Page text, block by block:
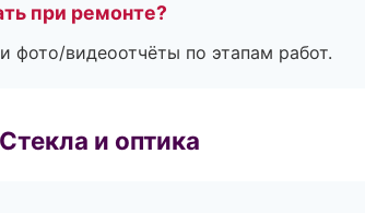
при ремонте?
фото/видеоотчёты по этапам работ.
и оптика